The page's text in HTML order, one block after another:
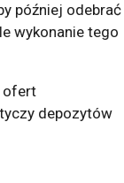
później odebrać
wykonanie tego
ofert
depozytów